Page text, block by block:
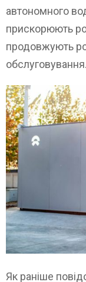
автономного
прискорюють
продовжують
обслуговування.
Як раніше